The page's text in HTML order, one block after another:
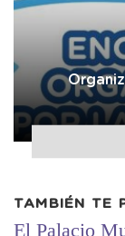
TAMBIÉN TE
El Palacio